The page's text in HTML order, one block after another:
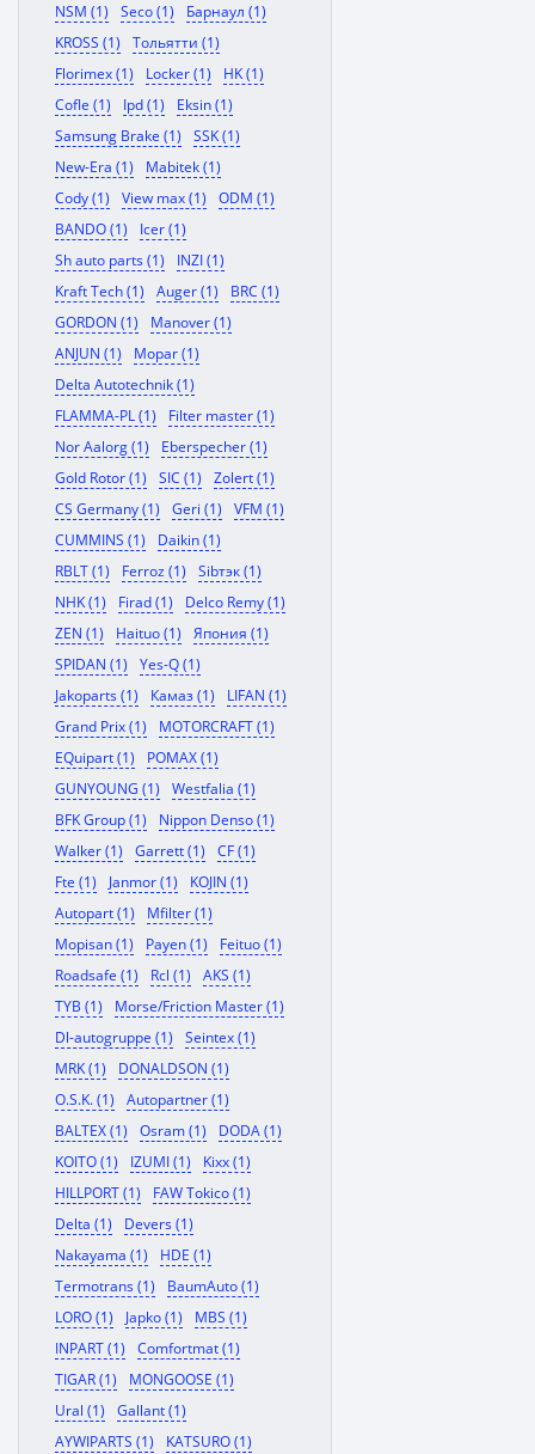
NSM (1)
Seco (1)
Барнаул (1)
KROSS (1)
Тольятти (1)
Florimex (1)
Locker (1)
HK (1)
Cofle (1)
Ipd (1)
Eksin (1)
Samsung Brake (1)
SSK (1)
New-Era (1)
Mabitek (1)
Cody (1)
View max (1)
ODM (1)
BANDO (1)
Icer (1)
Sh auto parts (1)
INZI (1)
Kraft Tech (1)
Auger (1)
BRC (1)
GORDON (1)
Manover (1)
ANJUN (1)
Mopar (1)
Delta Autotechnik (1)
FLAMMA-PL (1)
Filter master (1)
Nor Aalorg (1)
Eberspecher (1)
Gold Rotor (1)
SIC (1)
Zolert (1)
CS Germany (1)
Geri (1)
VFM (1)
CUMMINS (1)
Daikin (1)
RBLT (1)
Ferroz (1)
Sibтэк (1)
NHK (1)
Firad (1)
Delco Remy (1)
ZEN (1)
Haituo (1)
Япония (1)
SPIDAN (1)
Yes-Q (1)
Jakoparts (1)
Камаз (1)
LIFAN (1)
Grand Prix (1)
MOTORCRAFT (1)
EQuipart (1)
POMAX (1)
GUNYOUNG (1)
Westfalia (1)
BFK Group (1)
Nippon Denso (1)
Walker (1)
Garrett (1)
CF (1)
Fte (1)
Janmor (1)
KOJIN (1)
Autopart (1)
Mfilter (1)
Mopisan (1)
Payen (1)
Feituo (1)
Roadsafe (1)
Rcl (1)
AKS (1)
TYB (1)
Morse/Friction Master (1)
Dl-autogruppe (1)
Seintex (1)
MRK (1)
DONALDSON (1)
O.S.K. (1)
Autopartner (1)
BALTEX (1)
Osram (1)
DODA (1)
KOITO (1)
IZUMI (1)
Kixx (1)
HILLPORT (1)
FAW Tokico (1)
Delta (1)
Devers (1)
Nakayama (1)
HDE (1)
Termotrans (1)
BaumAuto (1)
LORO (1)
Japko (1)
MBS (1)
INPART (1)
Comfortmat (1)
TIGAR (1)
MONGOOSE (1)
Ural (1)
Gallant (1)
AYWIPARTS (1)
KATSURO (1)